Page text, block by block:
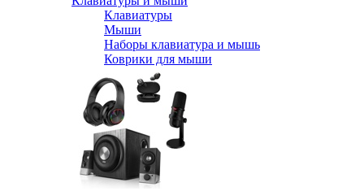
Клавиатуры
Мыши
Наборы клавиатура и мышь
Коврики для мыши